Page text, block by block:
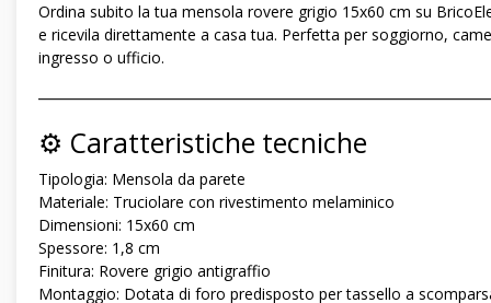
Ordina subito la tua mensola rovere grigio 15x60 cm su
e ricevila direttamente a casa tua. Perfetta per soggiorno,
ingresso o ufficio.
⚙️ Caratteristiche tecniche
Tipologia: Mensola da parete
Materiale: Truciolare con rivestimento melaminico
Dimensioni: 15x60 cm
Spessore: 1,8 cm
Finitura: Rovere grigio antigraffio
Montaggio: Dotata di foro predisposto per tassello a